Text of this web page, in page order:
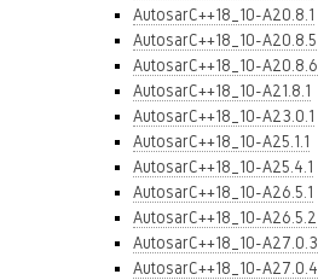
AutosarC++18_10-A20.8.1
AutosarC++18_10-A20.8.5
AutosarC++18_10-A20.8.6
AutosarC++18_10-A21.8.1
AutosarC++18_10-A23.0.1
AutosarC++18_10-A25.1.1
AutosarC++18_10-A25.4.1
AutosarC++18_10-A26.5.1
AutosarC++18_10-A26.5.2
AutosarC++18_10-A27.0.3
AutosarC++18_10-A27.0.4